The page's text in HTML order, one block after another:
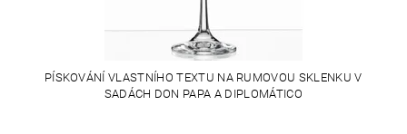
PÍSKOVÁNÍ VLASTNÍHO TEXTU NA RUMOVOU SKLENKU V
SADÁCH DON PAPA A DIPLOMÁTICO